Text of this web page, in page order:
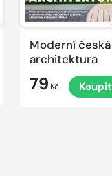
Moderní česká
architektura
79 Kč Koupit